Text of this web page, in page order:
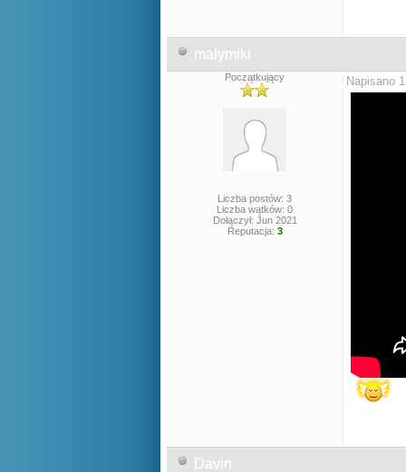
malymiki
Początkujący
Liczba postów: 3
Liczba wątków: 0
Dołączył: Jun 2021
Reputacja: 3
Napisano
Davin